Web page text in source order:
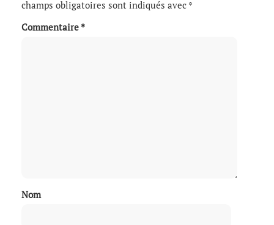
champs obligatoires sont indiqués avec *
Commentaire *
Nom